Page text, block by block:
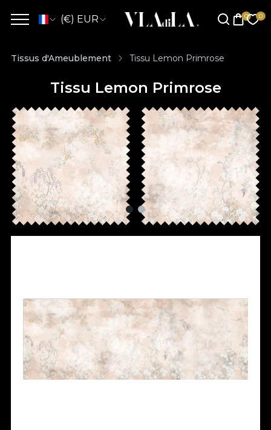
(€) EUR
Tissus d'Ameublement Tissu Lemon Primrose
Tissu Lemon Primrose